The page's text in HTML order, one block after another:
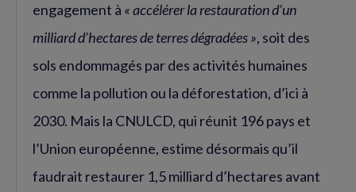
engagement à « accélérer la restauration d’un
milliard d’hectares de terres dégradées », soit des
sols endommagés par des activités humaines
comme la pollution ou la déforestation, d’ici à
2030. Mais la CNULCD, qui réunit 196 pays et
l’Union européenne, estime désormais qu’il
faudrait restaurer 1,5 milliard d’hectares avant